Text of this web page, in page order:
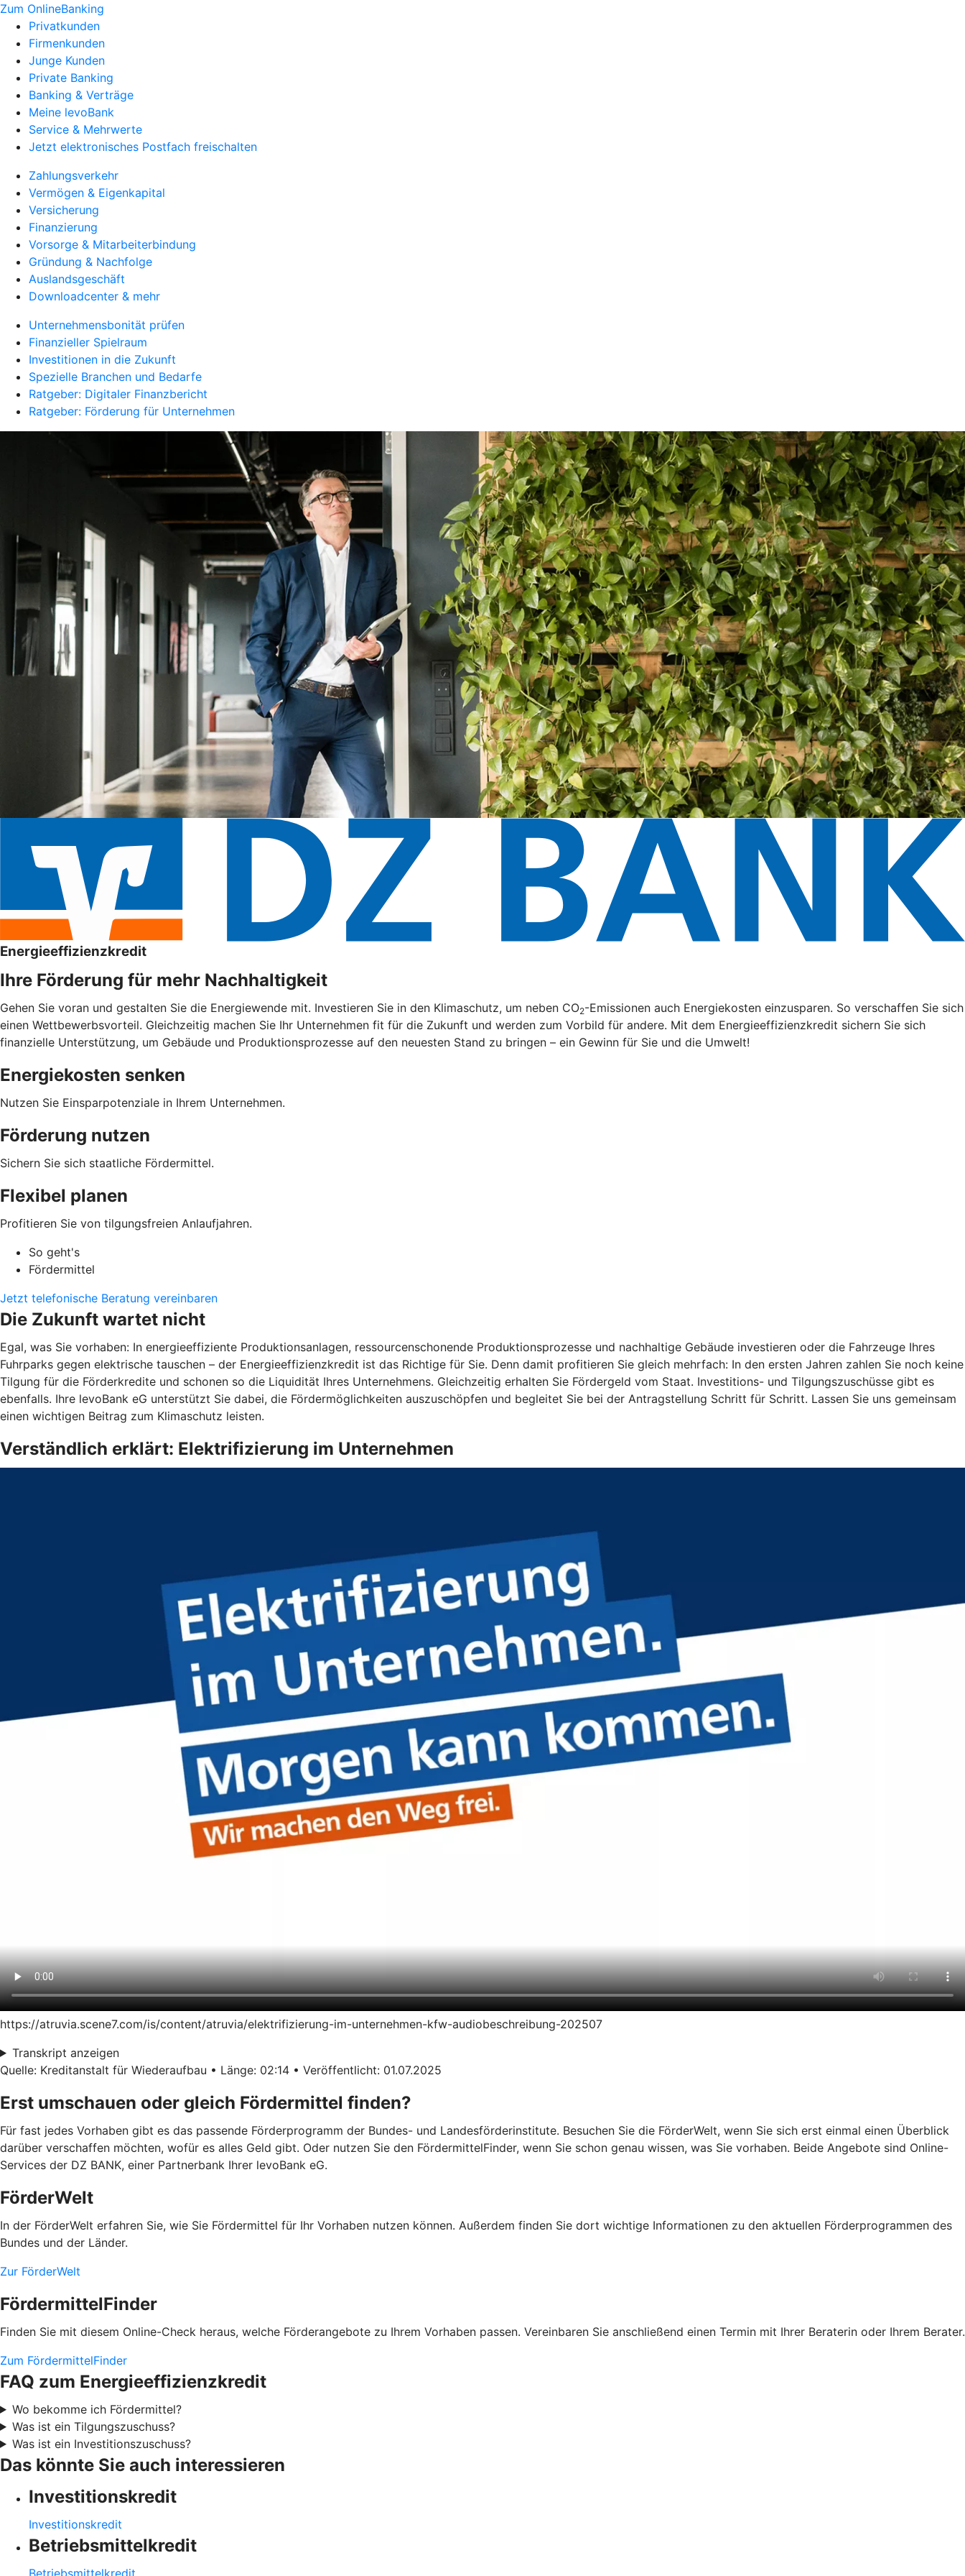
Zum OnlineBanking
Privatkunden
Firmenkunden
Junge Kunden
Private Banking
Banking & Verträge
Meine levoBank
Service & Mehrwerte
Jetzt elektronisches Postfach freischalten
Zahlungsverkehr
Vermögen & Eigenkapital
Versicherung
Finanzierung
Vorsorge & Mitarbeiterbindung
Gründung & Nachfolge
Auslandsgeschäft
Downloadcenter & mehr
Unternehmensbonität prüfen
Finanzieller Spielraum
Investitionen in die Zukunft
Spezielle Branchen und Bedarfe
Ratgeber: Digitaler Finanzbericht
Ratgeber: Förderung für Unternehmen
Energieeffizienzkredit
Ihre Förderung für mehr Nachhaltigkeit
Gehen Sie voran und gestalten Sie die Energiewende mit. Investieren Sie in den Klimaschutz, um neben CO2-Emissionen auch Energiekosten einzusparen. So verschaffen Sie sich
einen Wettbewerbsvorteil. Gleichzeitig machen Sie Ihr Unternehmen fit für die Zukunft und werden zum Vorbild für andere. Mit dem Energieeffizienzkredit sichern Sie sich
finanzielle Unterstützung, um Gebäude und Produktionsprozesse auf den neuesten Stand zu bringen – ein Gewinn für Sie und die Umwelt!
Energiekosten senken
Nutzen Sie Einsparpotenziale in Ihrem Unternehmen.
Förderung nutzen
Sichern Sie sich staatliche Fördermittel.
Flexibel planen
Profitieren Sie von tilgungsfreien Anlaufjahren.
So geht's
Fördermittel
Jetzt telefonische Beratung vereinbaren
Die Zukunft wartet nicht
Egal, was Sie vorhaben: In energieeffiziente Produktionsanlagen, ressourcenschonende Produktionsprozesse und nachhaltige Gebäude investieren oder die Fahrzeuge Ihres
Fuhrparks gegen elektrische tauschen – der Energieeffizienzkredit ist das Richtige für Sie. Denn damit profitieren Sie gleich mehrfach: In den ersten Jahren zahlen Sie noch keine
Tilgung für die Förderkredite und schonen so die Liquidität Ihres Unternehmens. Gleichzeitig erhalten Sie Fördergeld vom Staat. Investitions- und Tilgungszuschüsse gibt es
ebenfalls. Ihre levoBank eG unterstützt Sie dabei, die Fördermöglichkeiten auszuschöpfen und begleitet Sie bei der Antragstellung Schritt für Schritt. Lassen Sie uns gemeinsam
einen wichtigen Beitrag zum Klimaschutz leisten.
Verständlich erklärt: Elektrifizierung im Unternehmen
https://atruvia.scene7.com/is/content/atruvia/elektrifizierung-im-unternehmen-kfw-audiobeschreibung-202507
Transkript anzeigen
Quelle: Kreditanstalt für Wiederaufbau • Länge: 02:14 • Veröffentlicht: 01.07.2025
Erst umschauen oder gleich Fördermittel finden?
Für fast jedes Vorhaben gibt es das passende Förderprogramm der Bundes- und Landesförderinstitute. Besuchen Sie die FörderWelt, wenn Sie sich erst einmal einen Überblick
darüber verschaffen möchten, wofür es alles Geld gibt. Oder nutzen Sie den FördermittelFinder, wenn Sie schon genau wissen, was Sie vorhaben. Beide Angebote sind Online-
Services der DZ BANK, einer Partnerbank Ihrer levoBank eG.
FörderWelt
In der FörderWelt erfahren Sie, wie Sie Fördermittel für Ihr Vorhaben nutzen können. Außerdem finden Sie dort wichtige Informationen zu den aktuellen Förderprogrammen des
Bundes und der Länder.
Zur FörderWelt
FördermittelFinder
Finden Sie mit diesem Online-Check heraus, welche Förderangebote zu Ihrem Vorhaben passen. Vereinbaren Sie anschließend einen Termin mit Ihrer Beraterin oder Ihrem Berater.
Zum FördermittelFinder
FAQ zum Energieeffizienzkredit
Wo bekomme ich Fördermittel?
Was ist ein Tilgungszuschuss?
Was ist ein Investitionszuschuss?
Das könnte Sie auch interessieren
Investitionskredit
Investitionskredit
Betriebsmittelkredit
Betriebsmittelkredit